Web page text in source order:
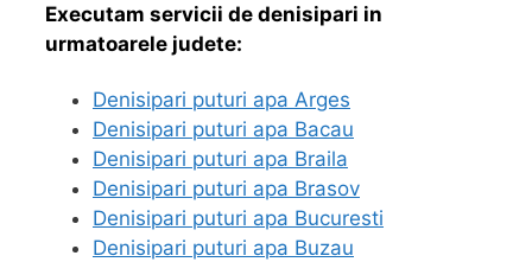
Executam servicii de denisipari in
urmatoarele judete:
Denisipari puturi apa Arges
Denisipari puturi apa Bacau
Denisipari puturi apa Braila
Denisipari puturi apa Brasov
Denisipari puturi apa Bucuresti
Denisipari puturi apa Buzau